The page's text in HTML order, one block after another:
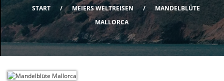
START / MEIERS WELTREISEN /
MANDELBLÜTE
MALLORCA